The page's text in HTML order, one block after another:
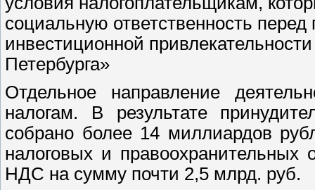
социальную ответственность
инвестиционной
Петербурга»
Отдельное направление
налогам. В результате
собрано более 14 миллиардов
налоговых и правоохранительных
НДС на сумму почти 2,5 млрд. руб.